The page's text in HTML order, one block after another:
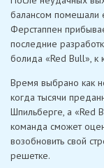
балансом помешали
Ферстаппен
последние
болида «Red Bull», к
Время выбрано как
когда тысячи
Шпильберге, а «Red
команда сможет
возобновить свой
решетке.